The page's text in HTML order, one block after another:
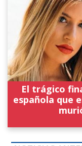
El trágico
española que